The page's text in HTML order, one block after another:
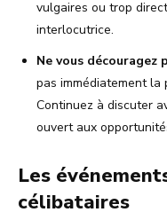
vulgaires ou trop
interlocutrice.
Ne vous découragez
pas immédiatement la
Continuez à discuter
ouvert aux
Les
célibataires